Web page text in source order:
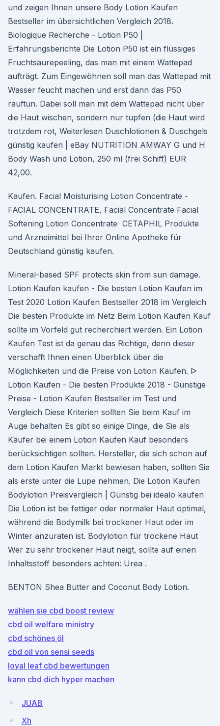
und zeigen Ihnen unsere Body Lotion Kaufen
Bestseller im übersichtlichen Vergleich 2018.
Biologique Recherche - Lotion P50 |
Erfahrungsberichte Die Lotion P50 ist ein flüssiges
Fruchtsäurepeeling, das man mit einem Wattepad
aufträgt. Zum Eingewöhnen soll man das Wattepad mit
Wasser feucht machen und erst dann das P50
rauftun. Dabei soll man mit dem Wattepad nicht über
die Haut wischen, sondern nur tupfen (die Haut wird
trotzdem rot, Weiterlesen Duschlotionen & Duschgels
günstig kaufen | eBay NUTRITION AMWAY G und H
Body Wash und Lotion, 250 ml (frei Schiff) EUR
42,00.
Kaufen. Facial Moisturising Lotion Concentrate -
FACIAL CONCENTRATE, Facial Concentrate Facial
Softening Lotion Concentrate CETAPHIL Produkte
und Arzneimittel bei Ihrer Online Apotheke für
Deutschland günstig kaufen.
Mineral-based SPF protects skin from sun damage.
Lotion Kaufen kaufen - Die besten Lotion Kaufen im
Test 2020 Lotion Kaufen Bestseller 2018 im Vergleich
Die besten Produkte im Netz Beim Lotion Kaufen Kauf
sollte im Vorfeld gut recherchiert werden. Ein Lotion
Kaufen Test ist da genau das Richtige, denn dieser
verschafft Ihnen einen Überblick über die
Möglichkeiten und die Preise von Lotion Kaufen. ᐅ
Lotion Kaufen - Die besten Produkte 2018 - Günstige
Preise - Lotion Kaufen Bestseller im Test und
Vergleich Diese Kriterien sollten Sie beim Kauf im
Auge behalten Es gibt so einige Dinge, die Sie als
Käufer bei einem Lotion Kaufen Kauf besonders
berücksichtigen sollten. Hersteller, die sich schon auf
dem Lotion Kaufen Markt bewiesen haben, sollten Sie
als erste unter die Lupe nehmen. Die Lotion Kaufen
Bodylotion Preisvergleich | Günstig bei idealo kaufen
Die Lotion ist bei fettiger oder normaler Haut optimal,
während die Bodymilk bei trockener Haut oder im
Winter anzuraten ist. Bodylotion für trockene Haut
Wer zu sehr trockener Haut neigt, sollte auf einen
Inhaltsstoff besonders achten: Urea .
BENTON Shea Butter and Coconut Body Lotion.
wählen sie cbd boost review
cbd oil welfare ministry
cbd schönes öl
cbd oil von sensi seeds
loyal leaf cbd bewertungen
kann cbd dich hyper machen
JUAB
Xh